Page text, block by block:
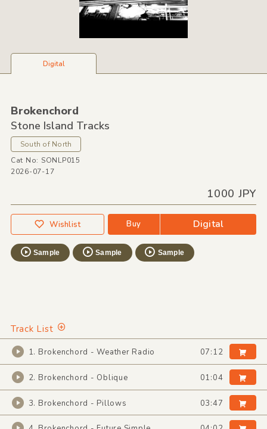
Digital
Brokenchord
Stone Island Tracks
South of North
Cat No: SONLP015
2026-07-17
1000 JPY
Wishlist Buy Digital
Sample Sample Sample
Track List
1. Brokenchord - Weather Radio 07:12
2. Brokenchord - Oblique 01:04
3. Brokenchord - Pillows 03:47